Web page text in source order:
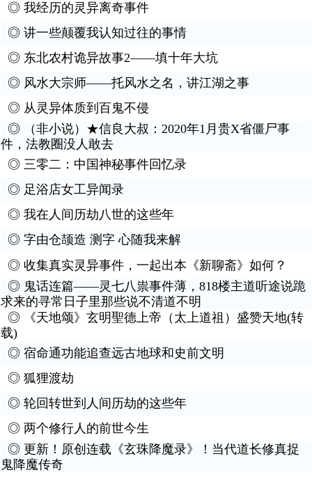
◎ 我经历的灵异离奇事件
◎ 讲一些颠覆我认知过往的事情
◎ 东北农村诡异故事2——填十年大坑
◎ 风水大宗师——托风水之名，讲江湖之事
◎ 从灵异体质到百鬼不侵
◎
（非小说）★信良大叔：2020年1月贵X省僵尸事
件，法教圈没人敢去
◎ 三零二：中国神秘事件回忆录
◎ 足浴店女工异闻录
◎ 我在人间历劫八世的这些年
◎ 字由仓颉造 测字 心随我来解
◎ 收集真实灵异事件，一起出本《新聊斋》如何？
◎ 鬼话连篇——灵七八祟事件薄，818楼主道听途说跪
求来的寻常日子里那些说不清道不明
◎
《天地颂》玄明聖德上帝（太上道祖）盛赞天地(转
载)
◎ 宿命通功能追查远古地球和史前文明
◎ 狐狸渡劫
◎ 轮回转世到人间历劫的这些年
◎ 两个修行人的前世今生
◎ 更新！原创连载《玄珠降魔录》！当代道长修真捉
鬼降魔传奇